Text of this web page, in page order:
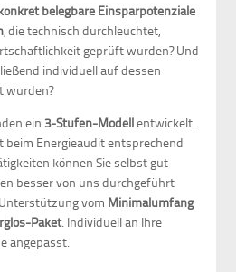
belegbare Einsparpotenziale
, die technisch durchleuchtet,
geprüft wurden? Und
individuell auf dessen
wurden?
ein3-Stufen-Modellentwickelt.
Energieaudit entsprechend
können Sie selbst gut
besser von uns durchgeführt
vom Minimalumfang
Paket. Individuell an Ihre
angepasst.